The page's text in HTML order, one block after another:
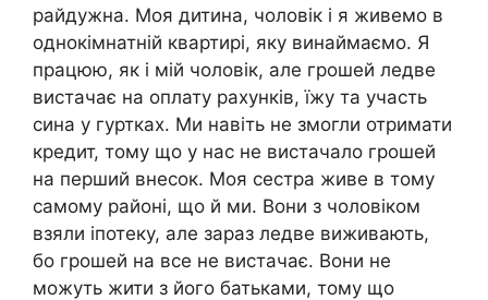
райдужна. Моя дитина, чоловік і я живемо в
однокімнатній квартирі, яку винаймаємо. Я
працюю, як і мій чоловік, але грошей ледве
вистачає на оплату рахунків, їжу та участь
сина у гуртках. Ми навіть не змогли отримати
кредит, тому що у нас не вистачало грошей
на перший внесок. Моя сестра живе в тому
самому районі, що й ми. Вони з чоловіком
взяли іпотеку, але зараз ледве виживають,
бо грошей на все не вистачає. Вони не
можуть жити з його батьками, тому що